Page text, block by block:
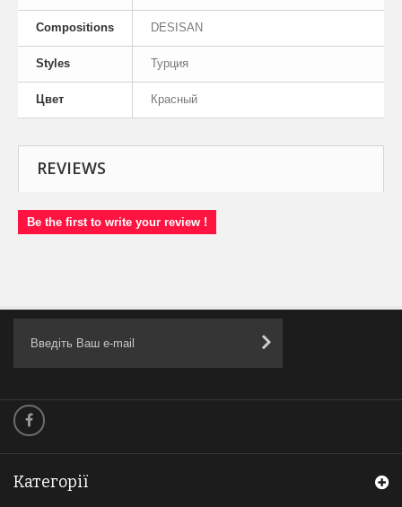
Compositions DESISAN
Styles Турция
Цвет Красный
REVIEWS
Be the first to write your review !
Категорії